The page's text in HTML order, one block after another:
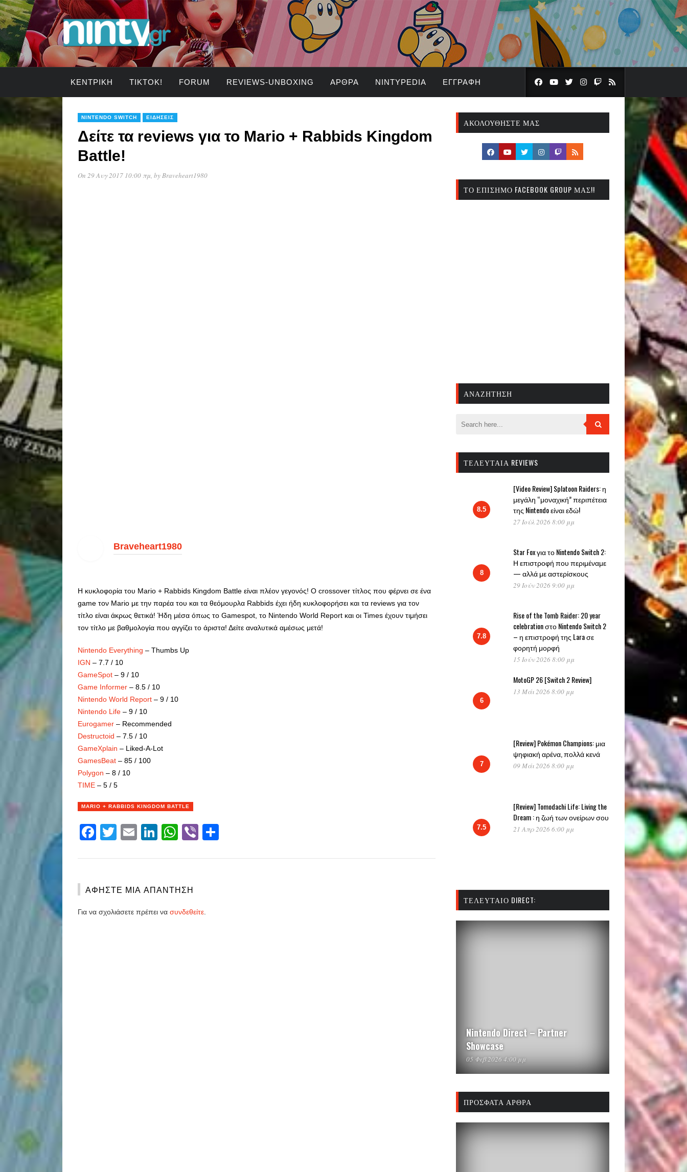
ΚΕΝΤΡΙΚΉ TIKTOK! FORUM REVIEWS-UNBOXING ΆΡΘΡΑ NINTYPEDIA ΕΓΓΡΑΦΉ
NINTENDO SWITCH ΕΙΔΉΣΕΙΣ
Δείτε τα reviews για το Mario + Rabbids Kingdom
Battle!
On 29 Αυγ 2017 10:00 πμ, byBraveheart1980
Braveheart1980
Η κυκλοφορία του Mario + Rabbids Kingdom Battle είναι πλέον γεγονός! Ο crossover τίτλος που φέρνει σε ένα
game τον Mario με την παρέα του και τα θεόμουρλα Rabbids έχει ήδη κυκλοφορήσει και τα reviews για τον
τίτλο είναι άκρως θετικά! Ήδη μέσα όπως το Gamespot, το Nintendo World Report και οι Times έχουν τιμήσει
τον τίτλο με βαθμολογία που αγγίζει το άριστα! Δείτε αναλυτικά αμέσως μετά!
Nintendo Everything – Thumbs Up
IGN – 7.7 / 10
GameSpot – 9 / 10
Game Informer – 8.5 / 10
Nintendo World Report – 9 / 10
Nintendo Life – 9 / 10
Eurogamer – Recommended
Destructoid – 7.5 / 10
GameXplain – Liked-A-Lot
GamesBeat – 85 / 100
Polygon – 8 / 10
TIME – 5 / 5
MARIO + RABBIDS KINGDOM BATTLE
Facebook
Twitter
EmailLinkedIn
WhatsApp
Viber
ΑΦΉΣΤΕ ΜΙΑ ΑΠΆΝΤΗΣΗ
Για να σχολιάσετε πρέπει να συνδεθείτε
ΑΚΟΛΟΥΘΉΣΤΕ ΜΑΣ
ΤΟ ΕΠΊΣΗΜΟ FACEBOOK GROUP ΜΑΣ!!
ΑΝΑΖΉΤΗΣΗ
ΤΕΛΕΥΤΑΊΑ REVIEWS
8.5
[Video Review] Splatoon Raiders: η
μεγάλη “μοναχική” περιπέτεια
της Nintendo είναι εδώ!
27 Ιούλ 2026 8:00 μμ
8
Star Fox για το Nintendo Switch 2:
Η επιστροφή που περιμέναμε
— αλλά με αστερίσκους
29 Ιούν 2026 9:00 μμ
7.8
Rise of the Tomb Raider: 20 year
celebration στο Nintendo Switch 2
– η επιστροφή της Lara σε
φορητή μορφή
15 Ιούν 2026 8:00 μμ
6
MotoGP 26 [Switch 2 Review]
13 Μάι 2026 8:00 μμ
7
[Review] Pokémon Champions: μια
ψηφιακή αρένα, πολλά κενά
09 Μάι 2026 8:00 μμ
7.5
[Review] Tomodachi Life: Living the
Dream : η ζωή των ονείρων σου
21 Απρ 2026 6:00 μμ
ΤΕΛΕΥΤΑΊΟ DIRECT:
Nintendo Direct – Partner
Showcase
05 Φεβ 2026 4:00 μμ
ΠΡΌΣΦΑΤΑ ΆΡΘΡΑ